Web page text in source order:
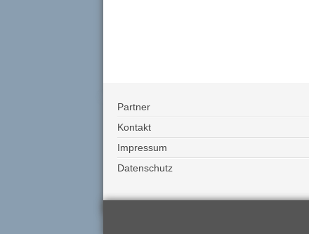
Partner
Kontakt
Impressum
Datenschutz